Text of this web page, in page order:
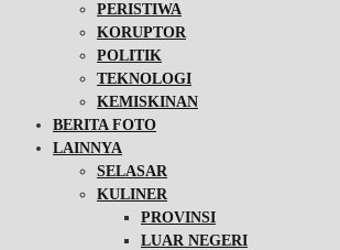
PERISTIWA
KORUPTOR
POLITIK
TEKNOLOGI
KEMISKINAN
BERITA FOTO
LAINNYA
SELASAR
KULINER
PROVINSI
LUAR NEGERI